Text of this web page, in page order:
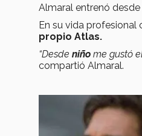
Almaral entrenó desde
En su vida
propio Atlas.
“Desde niño me gustó
compartió Almaral.